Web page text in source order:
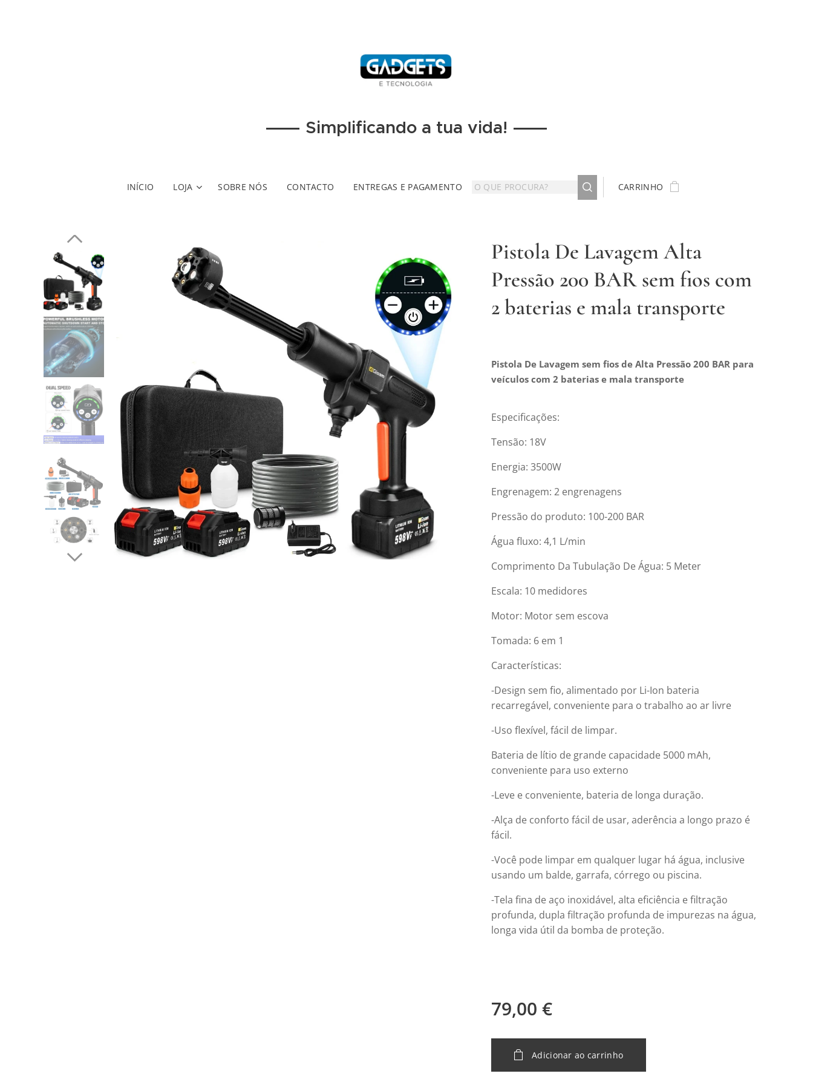
Simplificando a tua vida!
INÍCIO LOJA SOBRE NÓS CONTACTO ENTREGAS E PAGAMENTO CARRINHO
Pistola De Lavagem Alta
Pressão 200 BAR sem fios com
2 baterias e mala transporte
Pistola De Lavagem sem fios de Alta Pressão 200 BAR para
veículos com 2 baterias e mala transporte
Especificações:
Tensão: 18V
Energia: 3500W
Engrenagem: 2 engrenagens
Pressão do produto: 100-200 BAR
Água fluxo: 4,1 L/min
Comprimento Da Tubulação De Água: 5 Meter
Escala: 10 medidores
Motor: Motor sem escova
Tomada: 6 em 1
Características:
-Design sem fio, alimentado por Li-Ion bateria
recarregável, conveniente para o trabalho ao ar livre
-Uso flexível, fácil de limpar.
Bateria de lítio de grande capacidade 5000 mAh,
conveniente para uso externo
-Leve e conveniente, bateria de longa duração.
-Alça de conforto fácil de usar, aderência a longo prazo é
fácil.
-Você pode limpar em qualquer lugar há água, inclusive
usando um balde, garrafa, córrego ou piscina.
-Tela fina de aço inoxidável, alta eficiência e filtração
profunda, dupla filtração profunda de impurezas na água,
longa vida útil da bomba de proteção.
79,00 €
Adicionar ao carrinho